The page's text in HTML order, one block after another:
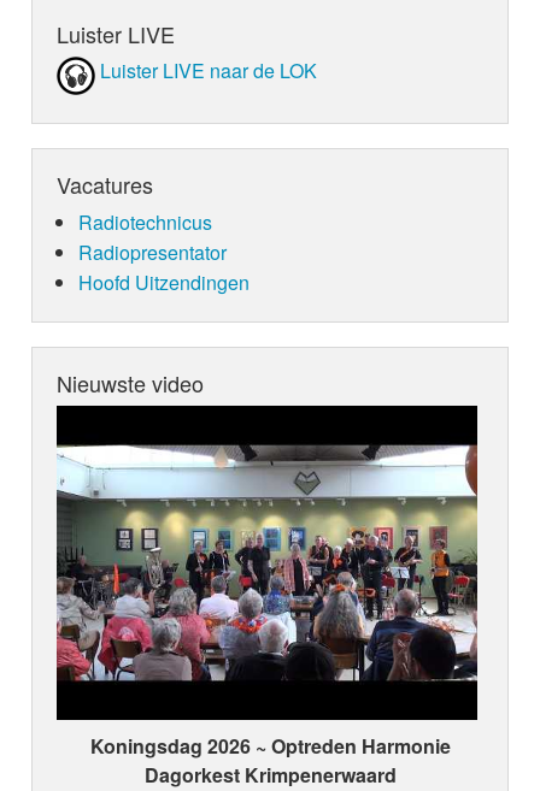
Luister LIVE
Luister LIVE naar de LOK
Vacatures
Radiotechnicus
Radiopresentator
Hoofd Uitzendingen
Nieuwste video
Koningsdag 2026 ~ Optreden Harmonie
Dagorkest Krimpenerwaard